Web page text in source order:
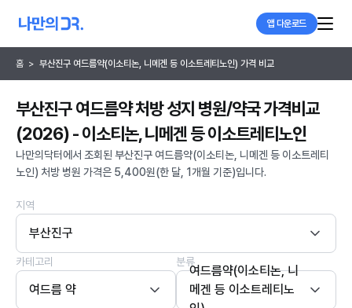
앱 다운로드
홈 > 부산진구 여드름약(이소티논, 니메겐 등 이소트레티노인) 가격 비교
부산진구 여드름약 처방 성지 병원/약국 가격비교
(2026) - 이소티논, 니메겐 등 이소트레티노인
나만의닥터에서 조회된 부산진구 여드름약(이소티논, 니메겐 등 이소트레티
노인) 처방 병원 가격은 5,400원(한 달, 1개월 기준)입니다.
지역
부산진구
카테고리
여드름 약
분류
여드름약(이소티논, 니
메겐 등 이소트레티노